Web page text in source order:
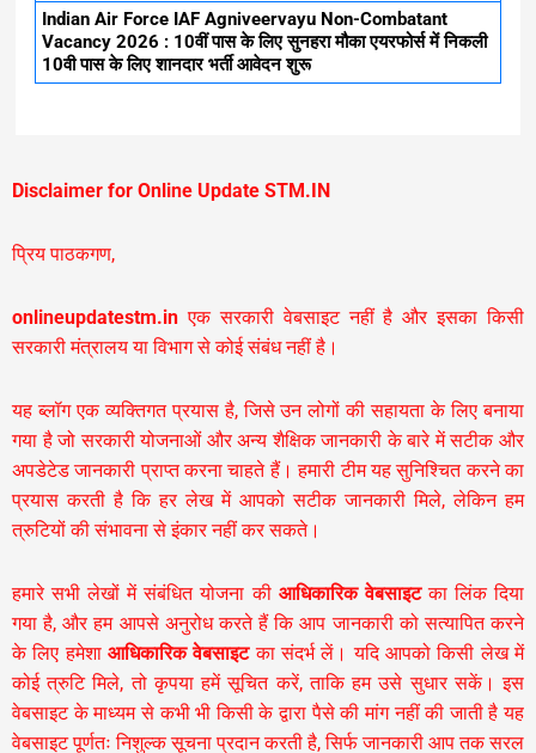
Indian Air Force IAF Agniveervayu Non-Combatant
Vacancy 2026 : 10वीं पास के लिए सुनहरा मौका एयरफोर्स में निकली
10वी पास के लिए शानदार भर्ती आवेदन शुरू
Disclaimer for Online Update STM.IN
प्रिय पाठकगण,
onlineupdatestm.in एक सरकारी वेबसाइट नहीं है और इसका किसी
सरकारी मंत्रालय या विभाग से कोई संबंध नहीं है।
यह ब्लॉग एक व्यक्तिगत प्रयास है, जिसे उन लोगों की सहायता के लिए बनाया
गया है जो सरकारी योजनाओं और अन्य शैक्षिक जानकारी के बारे में सटीक और
अपडेटेड जानकारी प्राप्त करना चाहते हैं। हमारी टीम यह सुनिश्चित करने का
प्रयास करती है कि हर लेख में आपको सटीक जानकारी मिले, लेकिन हम
त्रुटियों की संभावना से इंकार नहीं कर सकते।
हमारे सभी लेखों में संबंधित योजना की आधिकारिक वेबसाइटका लिंक दिया
गया है, और हम आपसे अनुरोध करते हैं कि आप जानकारी को सत्यापित करने
के लिए हमेशा आधिकारिक वेबसाइटका संदर्भ लें। यदि आपको किसी लेख में
कोई त्रुटि मिले, तो कृपया हमें सूचित करें, ताकि हम उसे सुधार सकें। इस
वेबसाइट के माध्यम से कभी भी किसी के द्वारा पैसे की मांग नहीं की जाती है यह
वेबसाइट पूर्णतः निशुल्क सूचना प्रदान करती है,सिर्फ जानकारी आप तक सरल